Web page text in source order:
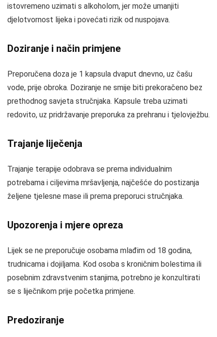
istovremeno uzimati s alkoholom, jer može umanjiti
djelotvornost lijeka i povećati rizik od nuspojava.
Doziranje i način primjene
Preporučena doza je 1 kapsula dvaput dnevno, uz čašu
vode, prije obroka. Doziranje ne smije biti prekoračeno bez
prethodnog savjeta stručnjaka. Kapsule treba uzimati
redovito, uz pridržavanje preporuka za prehranu i tjelovježbu.
Trajanje liječenja
Trajanje terapije odobrava se prema individualnim
potrebama i ciljevima mršavljenja, najčešće do postizanja
željene tjelesne mase ili prema preporuci stručnjaka.
Upozorenja i mjere opreza
Lijek se ne preporučuje osobama mlađim od 18 godina,
trudnicama i dojiljama. Kod osoba s kroničnim bolestima ili
posebnim zdravstvenim stanjima, potrebno je konzultirati
se s liječnikom prije početka primjene.
Predoziranje